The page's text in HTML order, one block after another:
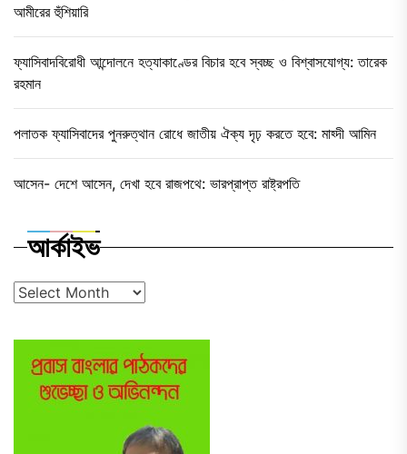
আমীরের হুঁশিয়ারি
ফ্যাসিবাদবিরোধী আন্দোলনে হত্যাকাণ্ডের বিচার হবে স্বচ্ছ ও বিশ্বাসযোগ্য: তারেক
রহমান
পলাতক ফ্যাসিবাদের পুনরুত্থান রোধে জাতীয় ঐক্য দৃঢ় করতে হবে: মাহ্দী আমিন
আসেন- দেশে আসেন, দেখা হবে রাজপথে: ভারপ্রাপ্ত রাষ্ট্রপতি
আর্কাইভ
আর্কাইভ